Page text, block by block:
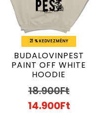
21 % KEDVEZMÉNY
BUDALOVINPEST
PAINT OFF WHITE
HOODIE
18.900Ft
14.900Ft